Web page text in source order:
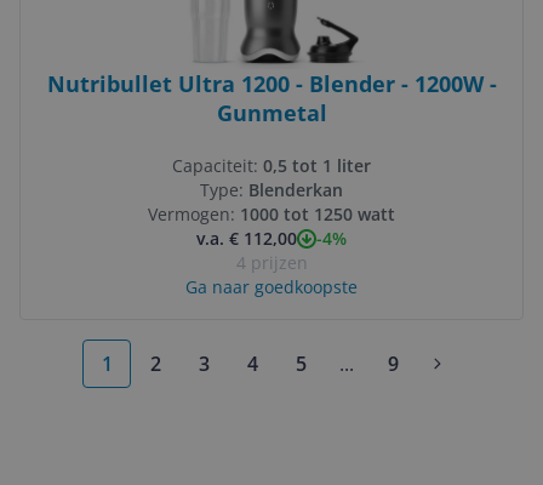
Nutribullet Ultra 1200 - Blender - 1200W -
Gunmetal
Capaciteit: 0,5 tot 1 liter
Type: Blenderkan
Vermogen: 1000 tot 1250 watt
v.a. € 112,00
-4%
4 prijzen
Ga naar goedkoopste
1 2 3 4 5 ...More pages
9